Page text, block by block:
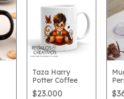
Taza Harry
Potter Coffee
$23.000